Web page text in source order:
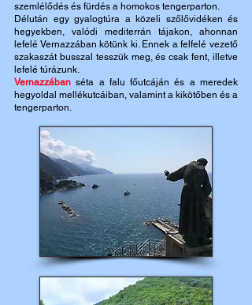
szemlélődés és fürdés a homokos tengerparton.
Délután egy gyalogtúra a közeli szőlővidéken és
hegyekben, valódi mediterrán tájakon, ahonnan
lefelé Vernazzában kötünk ki. Ennek a felfelé vezető
szakaszát busszal tesszük meg, és csak fent, illetve
lefelé túrázunk.
Vernazzában séta a falu főutcáján és a meredek
hegyoldal mellékutcáiban, valamint a kikötőben és a
tengerparton.